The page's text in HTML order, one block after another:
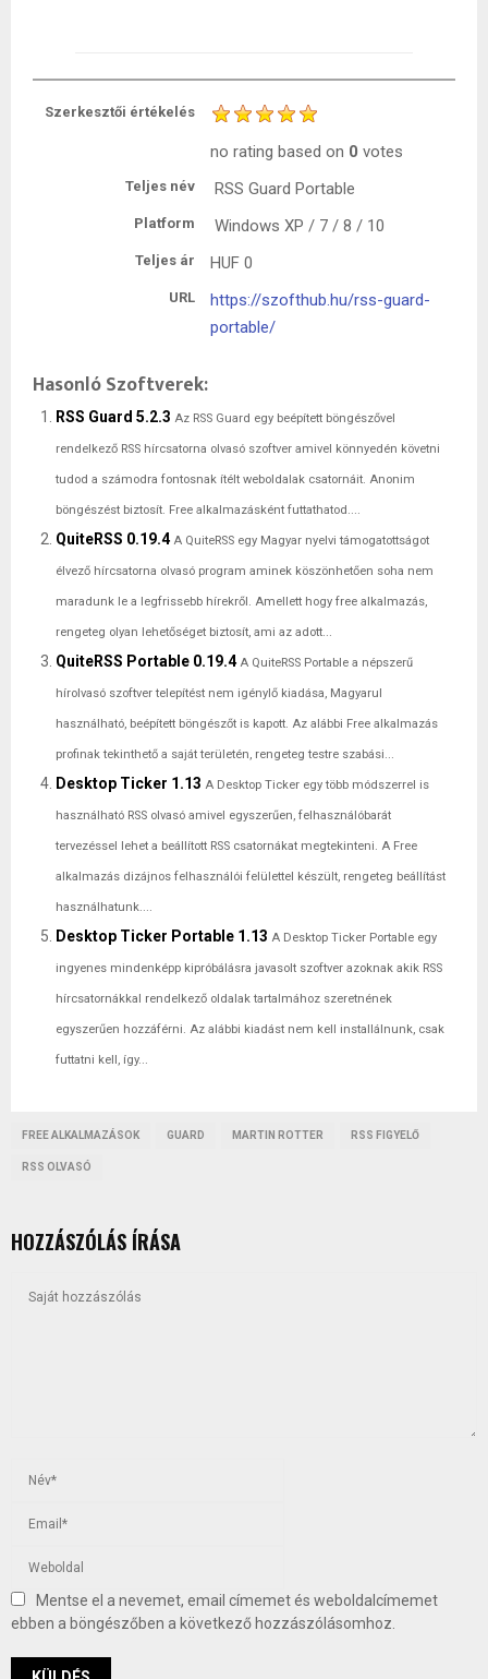
Szerkesztői értékelés
no rating based on 0 votes
Teljes név RSS Guard Portable
Platform Windows XP / 7 / 8 / 10
Teljes ár HUF 0
URL
https://szofthub.hu/rss-guard-
portable/
Hasonló Szoftverek:
RSS Guard 5.2.3 Az RSS Guard egy beépített böngészővel
rendelkező RSS hírcsatorna olvasó szoftver amivel könnyedén követni
tudod a számodra fontosnak ítélt weboldalak csatornáit. Anonim
böngészést biztosít. Free alkalmazásként futtathatod....
QuiteRSS 0.19.4 A QuiteRSS egy Magyar nyelvi támogatottságot
élvező hírcsatorna olvasó program aminek köszönhetően soha nem
maradunk le a legfrissebb hírekről. Amellett hogy free alkalmazás,
rengeteg olyan lehetőséget biztosít, ami az adott...
QuiteRSS Portable 0.19.4 A QuiteRSS Portable a népszerű
hírolvasó szoftver telepítést nem igénylő kiadása, Magyarul
használható, beépített böngészőt is kapott. Az alábbi Free alkalmazás
profinak tekinthető a saját területén, rengeteg testre szabási...
Desktop Ticker 1.13 A Desktop Ticker egy több módszerrel is
használható RSS olvasó amivel egyszerűen, felhasználóbarát
tervezéssel lehet a beállított RSS csatornákat megtekinteni. A Free
alkalmazás dizájnos felhasználói felülettel készült, rengeteg beállítást
használhatunk....
Desktop Ticker Portable 1.13 A Desktop Ticker Portable egy
ingyenes mindenképp kipróbálásra javasolt szoftver azoknak akik RSS
hírcsatornákkal rendelkező oldalak tartalmához szeretnének
egyszerűen hozzáférni. Az alábbi kiadást nem kell installálnunk, csak
futtatni kell, így...
FREE ALKALMAZÁSOK GUARD MARTIN ROTTER RSS FIGYELŐ
RSS OLVASÓ
HOZZÁSZÓLÁS ÍRÁSA
Mentse el a nevemet, email címemet és weboldalcímemet
ebben a böngészőben a következő hozzászólásomhoz.